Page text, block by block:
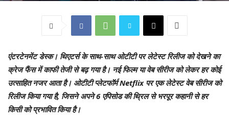
एंटरटेनमेंट डेस्क। थिएटर्स के साथ-साथ ओटीटी पर लेटेस्ट रिलीज को देखने का
क्रेज फैंस में काफी तेजी से बढ़ गया है। नई फिल्म या वेब सीरीज को लेकर हर कोई
उत्साहित नजर आता है। ओटीटी प्लेटफॉर्म Netflix पर एक लेटेस्ट वेब सीरीज को
रिलीज किया गया है, जिसने अपने 6 एपिसोड की थ्रिल से भरपूर कहानी से हर
किसी को प्रभावित किया है।